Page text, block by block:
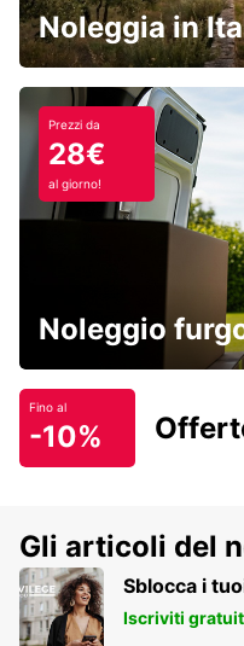
Noleggia in
Prezzi da
28€
al giorno!
Noleggio
Fino al
-10%
Gli articoli del
Sblocca i
Iscriviti